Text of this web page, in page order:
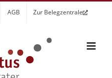
AGB Zur Belegzentrale